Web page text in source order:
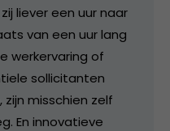
liever een uur naar
van een uur lang
werkervaring of
sollicitanten
misschien zelf
En innovatieve